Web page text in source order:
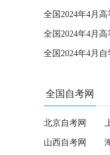
全国2024年4月
全国2024年4月
全国自考网
北京自考网
山西自考网